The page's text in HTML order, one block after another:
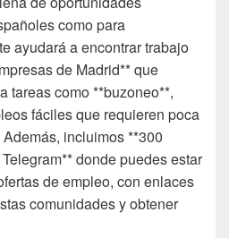
como para
ayudará a encontrar trabajo
de Madrid** que
tareas como **buzoneo**,
fáciles que requieren poca
incluimos **300
donde puedes estar
de empleo, con enlaces
comunidades y obtener